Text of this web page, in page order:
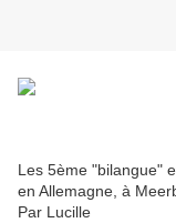
Les 5ème "bilangue"
en Allemagne, à
Par Lucille